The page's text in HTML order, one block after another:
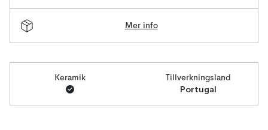
Mer info
Keramik Tillverkningsland
Portugal